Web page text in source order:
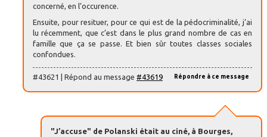
concerné, en l’occurence.
Ensuite, pour resituer, pour ce qui est de la pédocriminalité, j’ai
lu récemment, que c’est dans le plus grand nombre de cas en
famille que ça se passe. Et bien sûr toutes classes sociales
confondues.
Répondre à ce message
#43621 | Répond au message #43619
"J’accuse" de Polanski était au ciné, à Bourges,